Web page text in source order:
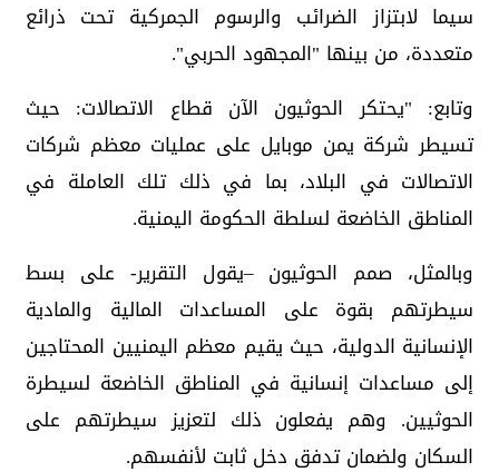
سيما لابتزاز الضرائب والرسوم الجمركية تحت ذرائع
متعددة، من بينها "المجهود الحربي".
وتابع: "يحتكر الحوثيون الآن قطاع الاتصالات: حيث
تسيطر شركة يمن موبايل على عمليات معظم شركات
الاتصالات في البلاد، بما في ذلك تلك العاملة في
المناطق الخاضعة لسلطة الحكومة اليمنية.
وبالمثل، صمم الحوثيون –يقول التقرير- على بسط
سيطرتهم بقوة على المساعدات المالية والمادية
الإنسانية الدولية، حيث يقيم معظم اليمنيين المحتاجين
إلى مساعدات إنسانية في المناطق الخاضعة لسيطرة
الحوثيين. وهم يفعلون ذلك لتعزيز سيطرتهم على
السكان ولضمان تدفق دخل ثابت لأنفسهم.